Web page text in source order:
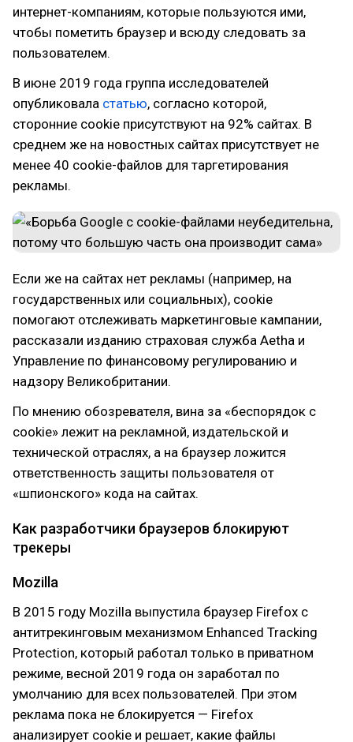
интернет-компаниям, которые пользуются ими,
чтобы пометить браузер и всюду следовать за
пользователем.
В июне 2019 года группа исследователей
опубликовала статью, согласно которой,
сторонние cookie присутствуют на 92% сайтах. В
среднем же на новостных сайтах присутствует не
менее 40 cookie-файлов для таргетирования
рекламы.
Если же на сайтах нет рекламы (например, на
государственных или социальных), cookie
помогают отслеживать маркетинговые кампании,
рассказали изданию страховая служба Aetha и
Управление по финансовому регулированию и
надзору Великобритании.
По мнению обозревателя, вина за «беспорядок с
cookie» лежит на рекламной, издательской и
технической отраслях, а на браузер ложится
ответственность защиты пользователя от
«шпионского» кода на сайтах.
Как разработчики браузеров блокируют
трекеры
Mozilla
В 2015 году Mozilla выпустила браузер Firefox с
антитрекинговым механизмом Enhanced Tracking
Protection, который работал только в приватном
режиме, весной 2019 года он заработал по
умолчанию для всех пользователей. При этом
реклама пока не блокируется — Firefox
анализирует cookie и решает, какие файлы